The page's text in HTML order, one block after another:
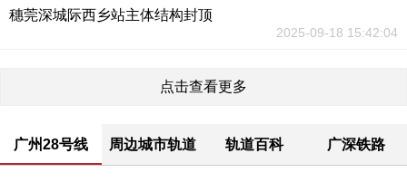
穗莞深城际西乡站主体结构封顶
2025-09-18 15:42:04
点击查看更多
广州28号线 周边城市轨道 轨道百科 广深铁路